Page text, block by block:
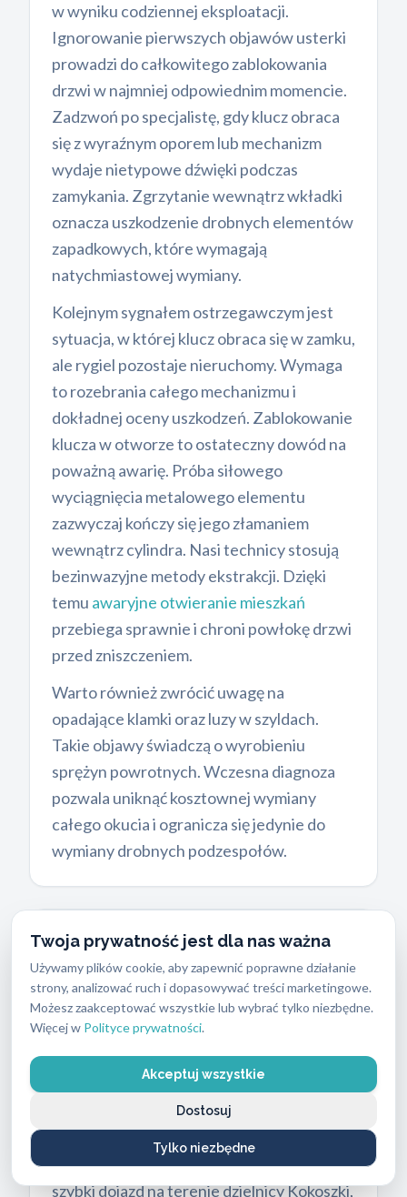
Twoja prywatność jest dla nas ważna
Używamy plików cookie, aby zapewnić poprawne działanie
strony, analizować ruch i dopasowywać treści marketingowe.
Możesz zaakceptować wszystkie lub wybrać tylko niezbędne.
Więcej w Polityce prywatności.
Akceptuj wszystkie
Tylko niezbędne
Dostosuj
w wyniku codziennej eksploatacji.
Ignorowanie pierwszych objawów usterki
prowadzi do całkowitego zablokowania
drzwi w najmniej odpowiednim momencie.
Zadzwoń po specjalistę, gdy klucz obraca
się z wyraźnym oporem lub mechanizm
wydaje nietypowe dźwięki podczas
zamykania. Zgrzytanie wewnątrz wkładki
oznacza uszkodzenie drobnych elementów
zapadkowych, które wymagają
natychmiastowej wymiany.
Kolejnym sygnałem ostrzegawczym jest
sytuacja, w której klucz obraca się w zamku,
ale rygiel pozostaje nieruchomy. Wymaga
to rozebrania całego mechanizmu i
dokładnej oceny uszkodzeń. Zablokowanie
klucza w otworze to ostateczny dowód na
poważną awarię. Próba siłowego
wyciągnięcia metalowego elementu
zazwyczaj kończy się jego złamaniem
wewnątrz cylindra. Nasi technicy stosują
bezinwazyjne metody ekstrakcji. Dzięki
temu awaryjne otwieranie mieszkań
przebiega sprawnie i chroni powłokę drzwi
przed zniszczeniem.
Warto również zwrócić uwagę na
opadające klamki oraz luzy w szyldach.
Takie objawy świadczą o wyrobieniu
sprężyn powrotnych. Wczesna diagnoza
pozwala uniknąć kosztownej wymiany
całego okucia i ogranicza się jedynie do
wymiany drobnych podzespołów.
Cennik usług ślusarskichi
przejrzyste zasady płatności
Koszty serwisu zależą od stopnia
skomplikowania mechanizmu oraz rodzaju
użytych części zamiennych. Dbamy o pełną
transparentność finansową przed
rozpoczęciem jakichkolwiek prac.
Podstawowa usługa ślusarska kosztuje
250 PLN do 400 PLN. Kwota ta obejmuje
szybki dojazd na terenie dzielnicy Kokoszki,